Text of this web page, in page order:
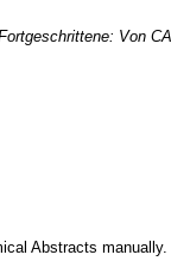
Von
Abstracts manually.